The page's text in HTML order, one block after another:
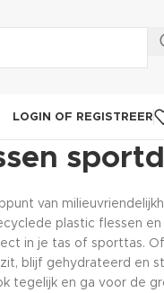
LOGIN OF REGISTREER
van
plastic flessen
in je tas of sporttas.
blijf gehydrateerd en
tegelijk en ga voor de